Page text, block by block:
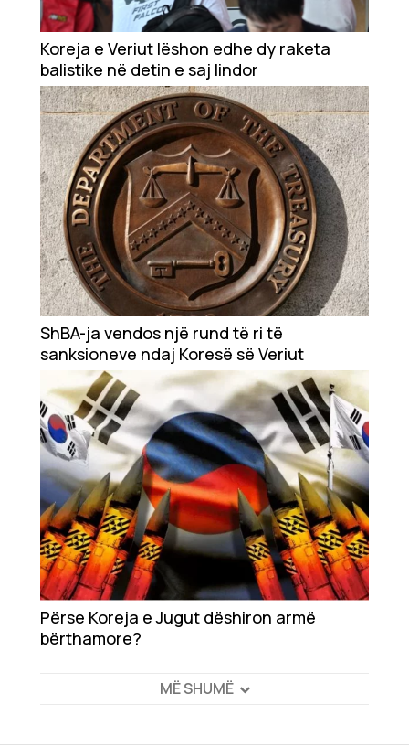
Koreja e Veriut lëshon edhe dy raketa
balistike në detin e saj lindor
ShBA-ja vendos një rund të ri të
sanksioneve ndaj Koresë së Veriut
Përse Koreja e Jugut dëshiron armë
bërthamore?
MË SHUMË